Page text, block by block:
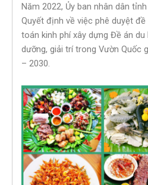
Năm 2022, Ủy ban nhân dân
Quyết định về việc phê duyệt
toán kinh phí xây dựng Đề án
dưỡng, giải trí trong Vườn Quốc
– 2030.